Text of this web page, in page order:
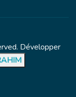
Développer